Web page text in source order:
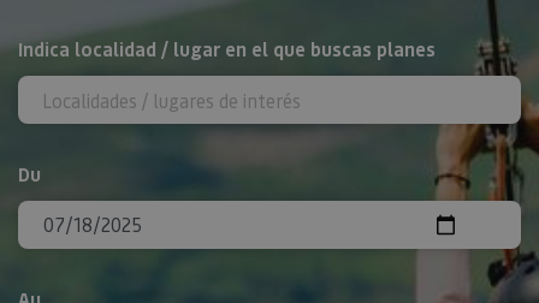
Rechercher
Indica localidad / lugar en el que buscas planes
Du